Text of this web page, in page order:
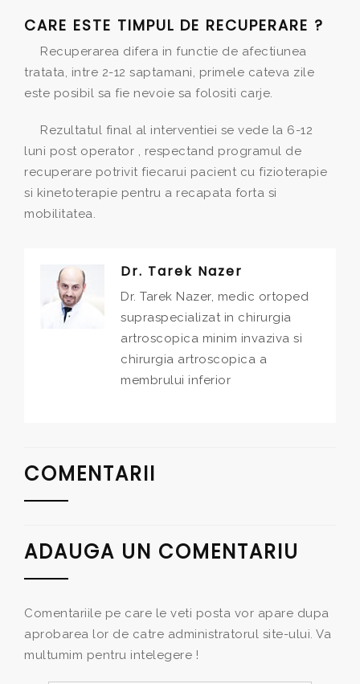
CARE ESTE TIMPUL DE RECUPERARE ?
Recuperarea difera in functie de afectiunea
tratata, intre 2-12 saptamani, primele cateva zile
este posibil sa fie nevoie sa folositi carje.
Rezultatul final al interventiei se vede la 6-12
luni post operator , respectand programul de
recuperare potrivit fiecarui pacient cu fizioterapie
si kinetoterapie pentru a recapata forta si
mobilitatea.
Dr. Tarek Nazer
Dr. Tarek Nazer, medic ortoped
supraspecializat in chirurgia
artroscopica minim invaziva si
chirurgia artroscopica a
membrului inferior
COMENTARII
ADAUGA UN COMENTARIU
Comentariile pe care le veti posta vor apare dupa
aprobarea lor de catre administratorul site-ului. Va
multumim pentru intelegere !